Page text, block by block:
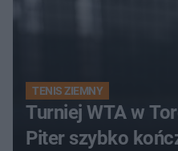
TENIS ZIEMNY
Turniej WTA w
Piter szybko